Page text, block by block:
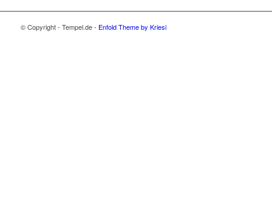
© Copyright - Tempel.de - Enfold Theme by Kriesi